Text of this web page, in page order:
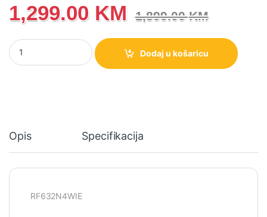
1,299.00 KM 1,899.00KM
RF632N4WIE Hisense Kombinovani French Door frižider, 485 l
Dodaj u košaricu
Opis Specifikacija
RF632N4WIE